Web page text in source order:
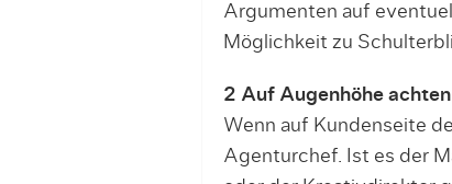
Argumenten auf
Möglichkeit zu
2 Auf Augenhöhe achten
Wenn auf Kundenseite
Agenturchef. Ist es der